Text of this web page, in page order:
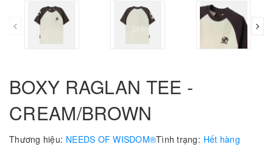
prev
BOXY RAGLAN TEE -
CREAM/BROWN
Thương hiệu: NEEDS OF WISDOM®Tình trạng: Hết hàng